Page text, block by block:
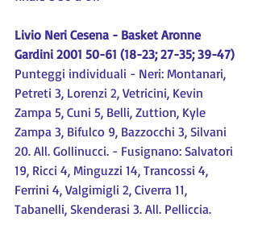
Livio Neri Cesena - Basket Aronne
Gardini 2001 50-61 (18-23; 27-35; 39-47)
Punteggi individuali - Neri: Montanari,
Petreti 3, Lorenzi 2, Vetricini, Kevin
Zampa 5, Cuni 5, Belli, Zuttion, Kyle
Zampa 3, Bifulco 9, Bazzocchi 3, Silvani
20. All. Gollinucci. - Fusignano: Salvatori
19, Ricci 4, Minguzzi 14, Trancossi 4,
Ferrini 4, Valgimigli 2, Civerra 11,
Tabanelli, Skenderasi 3. All. Pelliccia.